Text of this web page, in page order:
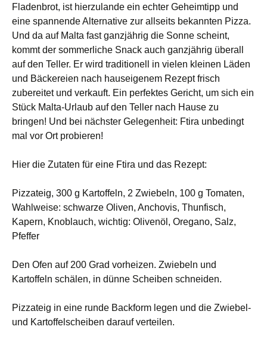
Fladenbrot, ist hierzulande ein echter Geheimtipp und
eine spannende Alternative zur allseits bekannten Pizza.
Und da auf Malta fast ganzjährig die Sonne scheint,
kommt der sommerliche Snack auch ganzjährig überall
auf den Teller. Er wird traditionell in vielen kleinen Läden
und Bäckereien nach hauseigenem Rezept frisch
zubereitet und verkauft. Ein perfektes Gericht, um sich ein
Stück Malta-Urlaub auf den Teller nach Hause zu
bringen! Und bei nächster Gelegenheit: Ftira unbedingt
mal vor Ort probieren!
Hier die Zutaten für eine Ftira und das Rezept:
Pizzateig, 300 g Kartoffeln, 2 Zwiebeln, 100 g Tomaten,
Wahlweise: schwarze Oliven, Anchovis, Thunfisch,
Kapern, Knoblauch, wichtig: Olivenöl, Oregano, Salz,
Pfeffer
Den Ofen auf 200 Grad vorheizen. Zwiebeln und
Kartoffeln schälen, in dünne Scheiben schneiden.
Pizzateig in eine runde Backform legen und die Zwiebel-
und Kartoffelscheiben darauf verteilen.